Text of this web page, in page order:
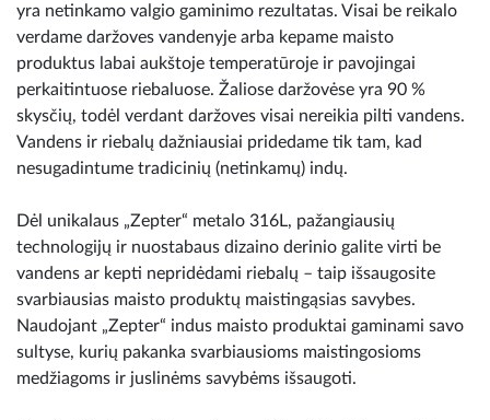
yra netinkamo valgio gaminimo rezultatas. Visai be reikalo
verdame daržoves vandenyje arba kepame maisto
produktus labai aukštoje temperatūroje ir pavojingai
perkaitintuose riebaluose. Žaliose daržovėse yra 90 %
skysčių, todėl verdant daržoves visai nereikia pilti vandens.
Vandens ir riebalų dažniausiai pridedame tik tam, kad
nesugadintume tradicinių (netinkamų) indų.
Dėl unikalaus „Zepter“ metalo 316L, pažangiausių
technologijų ir nuostabaus dizaino derinio galite virti be
vandens ar kepti nepridėdami riebalų – taip išsaugosite
svarbiausias maisto produktų maistingąsias savybes.
Naudojant „Zepter“ indus maisto produktai gaminami savo
sultyse, kurių pakanka svarbiausioms maistingosioms
medžiagoms ir juslinėms savybėms išsaugoti.